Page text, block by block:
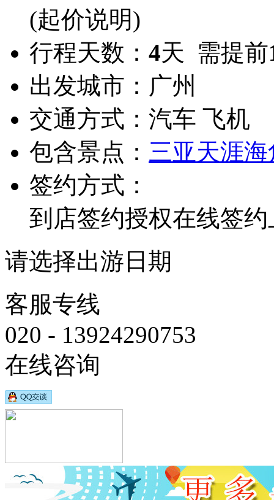
(起价说明)
行程天数： 4天 需提前
出发城市： 广州
交通方式： 汽车 飞机
包含景点： 三亚天涯海
签约方式：
到店签约授权在线签约
请选择出游日期
客服专线
020 - 13924290753
在线咨询